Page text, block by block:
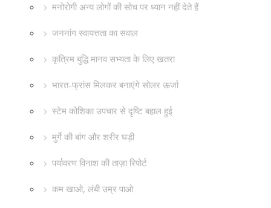
मनोरोगी अन्य लोगों की सोच पर ध्यान नहीं देते हैं
जननांग स्वायत्तता का सवाल
कृत्रिम बुद्धि मानव सभ्यता के लिए खतरा
भारत-फ्रांस मिलकर बनाएंगे सोलर ऊर्जा
स्टेम कोशिका उपचार से दृष्टि बहाल हुई
मुर्गे की बांग और शरीर घड़ी
पर्यावरण विनाश की ताज़ा रिपोर्ट
कम खाओ, लंबी उम्र पाओ